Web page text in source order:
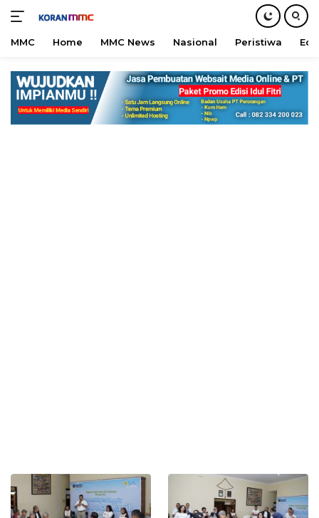
konten
MMC Home MMC News Nasional Peristiwa